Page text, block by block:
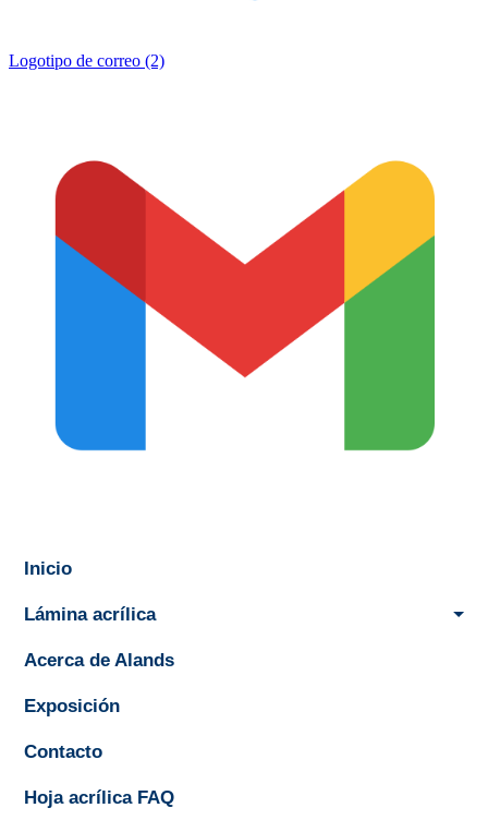
Logotipo de correo (2)
Inicio
Lámina acrílica
Acerca de Alands
Exposición
Contacto
Hoja acrílica FAQ